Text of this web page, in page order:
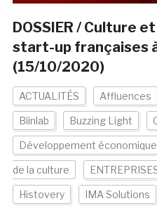
DOSSIER / Culture
start-up françaises
(15/10/2020)
ACTUALITÉS Affluences
Biinlab Buzzing Light
Développement économique
de la culture
Histovery IMA Solutions